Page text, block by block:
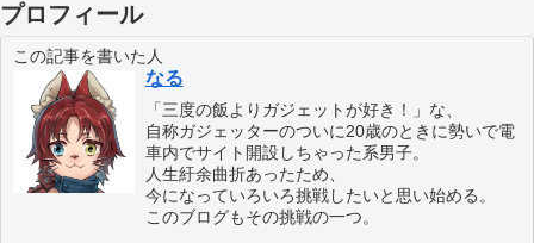
プロフィール
この記事を書いた人
なる
「三度の飯よりガジェットが好き！」な、
自称ガジェッターのついに20歳のときに勢いで電
車内でサイト開設しちゃった系男子。
人生紆余曲折あったため、
今になっていろいろ挑戦したいと思い始める。
このブログもその挑戦の一つ。